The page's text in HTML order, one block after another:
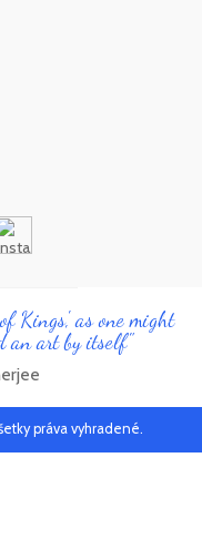
Kings', as one might
an art by itself"
práva vyhradené.